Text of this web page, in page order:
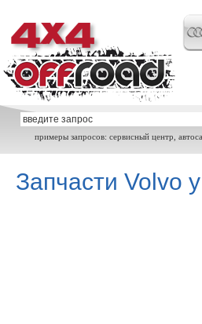
примеры запросов: сервисный центр,
Запчасти Volvo